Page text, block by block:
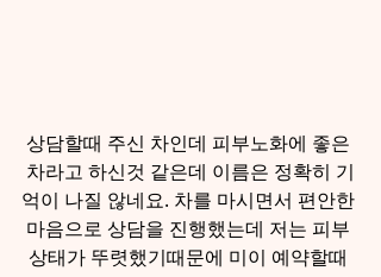
상담할때 주신 차인데 피부노화에 좋은
차라고 하신것 같은데 이름은 정확히 기
억이 나질 않네요. 차를 마시면서 편안한
마음으로 상담을 진행했는데 저는 피부
상태가 뚜렷했기때문에 미이 예약할때